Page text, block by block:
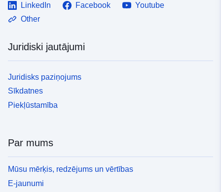
LinkedIn Facebook
Youtube
Other
Juridiski jautājumi
Juridisks paziņojums
Sīkdatnes
Piekļūstamība
Par mums
Mūsu mērķis, redzējums un vērtības
E-jaunumi